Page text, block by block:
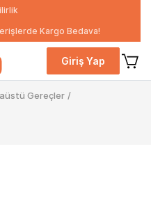
Kargo Bedava!
Giriş Yap
Gereçler /